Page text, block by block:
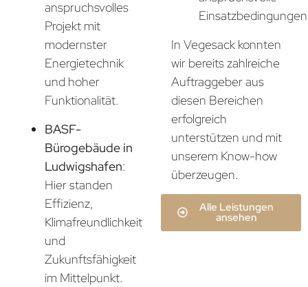
anspruchsvolles
Projekt mit
modernster
Energietechnik
und hoher
Funktionalität.
BASF-
Bürogebäude in
Ludwigshafen:
Hier standen
Effizienz,
Klimafreundlichkeit
und
Zukunftsfähigkeit
im Mittelpunkt.
In Vegesack konnten
wir bereits zahlreiche
Auftraggeber aus
diesen Bereichen
erfolgreich
unterstützen und mit
unserem Know-how
überzeugen.
Alle Leistungen
ansehen